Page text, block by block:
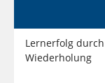
Lernerfolg
Wiederholung